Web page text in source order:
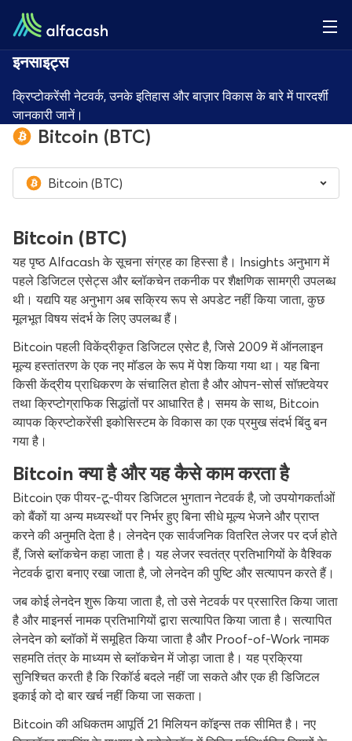
इनसाइट्स
क्रिप्टोकरेंसी नेटवर्क, उनके इतिहास और बाज़ार विकास के बारे में पारदर्शी
जानकारी जानें।
Bitcoin (BTC)
Bitcoin (BTC)
Bitcoin (BTC)
यह पृष्ठ Alfacash के सूचना संग्रह का हिस्सा है। Insights अनुभाग में
पहले डिजिटल एसेट्स और ब्लॉकचेन तकनीक पर शैक्षणिक सामग्री उपलब्ध
थी। यद्यपि यह अनुभाग अब सक्रिय रूप से अपडेट नहीं किया जाता, कुछ
मूलभूत विषय संदर्भ के लिए उपलब्ध हैं।
Bitcoin पहली विकेंद्रीकृत डिजिटल एसेट है, जिसे 2009 में ऑनलाइन
मूल्य हस्तांतरण के एक नए मॉडल के रूप में पेश किया गया था। यह बिना
किसी केंद्रीय प्राधिकरण के संचालित होता है और ओपन-सोर्स सॉफ़्टवेयर
तथा क्रिप्टोग्राफिक सिद्धांतों पर आधारित है। समय के साथ, Bitcoin
व्यापक क्रिप्टोकरेंसी इकोसिस्टम के विकास का एक प्रमुख संदर्भ बिंदु बन
गया है।
Bitcoin क्या है और यह कैसे काम करता है
Bitcoin एक पीयर-टू-पीयर डिजिटल भुगतान नेटवर्क है, जो उपयोगकर्ताओं
को बैंकों या अन्य मध्यस्थों पर निर्भर हुए बिना सीधे मूल्य भेजने और प्राप्त
करने की अनुमति देता है। लेनदेन एक सार्वजनिक वितरित लेजर पर दर्ज होते
हैं, जिसे ब्लॉकचेन कहा जाता है। यह लेजर स्वतंत्र प्रतिभागियों के वैश्विक
नेटवर्क द्वारा बनाए रखा जाता है, जो लेनदेन की पुष्टि और सत्यापन करते हैं।
जब कोई लेनदेन शुरू किया जाता है, तो उसे नेटवर्क पर प्रसारित किया जाता
है और माइनर्स नामक प्रतिभागियों द्वारा सत्यापित किया जाता है। सत्यापित
लेनदेन को ब्लॉकों में समूहित किया जाता है और Proof-of-Work नामक
सहमति तंत्र के माध्यम से ब्लॉकचेन में जोड़ा जाता है। यह प्रक्रिया
सुनिश्चित करती है कि रिकॉर्ड बदले नहीं जा सकते और एक ही डिजिटल
इकाई को दो बार खर्च नहीं किया जा सकता।
Bitcoin की अधिकतम आपूर्ति 21 मिलियन कॉइन्स तक सीमित है। नए